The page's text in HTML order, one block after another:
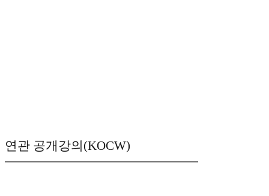
연관 공개강의(KOCW)